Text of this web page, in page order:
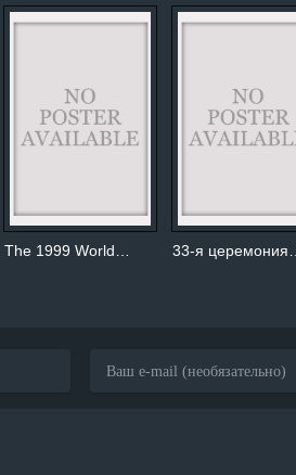
The 1999 World… 33-я церемония…